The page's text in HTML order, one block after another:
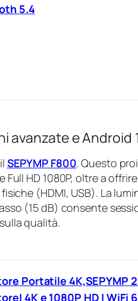
5.4
avanzate e Android
SEPYMP F800. Questo
HD 1080P, oltre a
(HDMI, USB). La
(15 dB) consente
qualità.
Portatile 4K,SEPYMP
4K e 1080P HD | WiFi